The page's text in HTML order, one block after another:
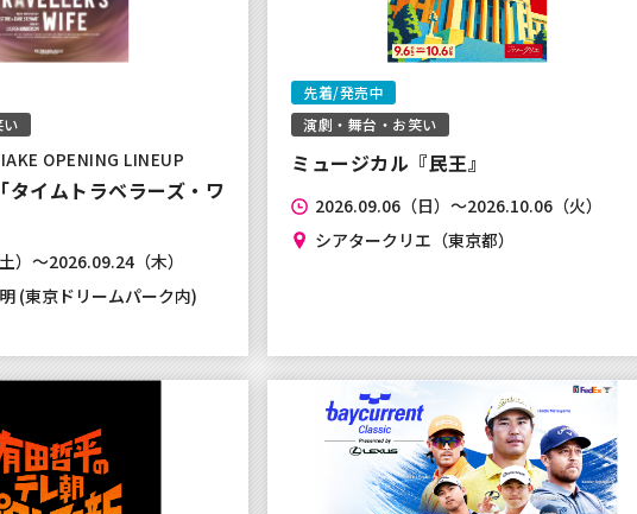
システムメンテナンスに伴うサービス休止期間
土)10時頃からの決済エラーにつきまして
っさんずラブReturns展～WE ARE ALL
ケット販売につきまして
ビス「3Dセキュア2.0」ご登録必須化のお知ら
日
OPENING LINEUP
タイムトラベラーズ・ワ
）～2026.09.24（木）
(東京ドリームパーク内)
先着/発売中
演劇・舞台・お笑い
ミュージカル『民王』
2026.09.06（日）～2026.10.06（火）
シアタークリエ（東京都）